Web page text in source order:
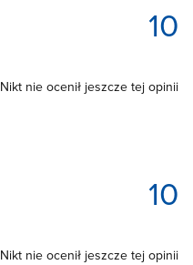
10
Nikt nie ocenił jeszcze tej opinii
10
Nikt nie ocenił jeszcze tej opinii